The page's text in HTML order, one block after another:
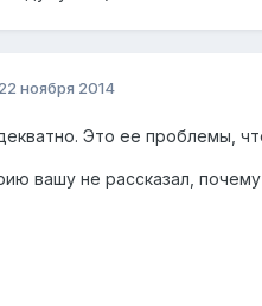
22 ноября 2014
Это ее проблемы,
вашу не рассказал,